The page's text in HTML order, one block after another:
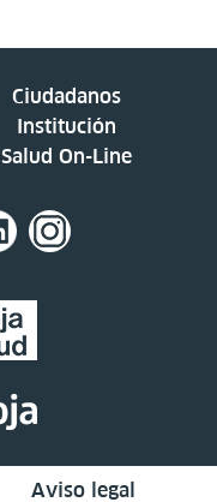
Ciudadanos
Institución
Salud On-Line
Aviso legal